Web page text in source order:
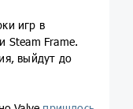
игр в
Steam Frame.
выйдут до